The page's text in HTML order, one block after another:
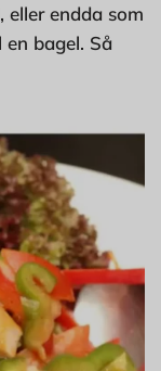
eller endda som
en bagel. Så